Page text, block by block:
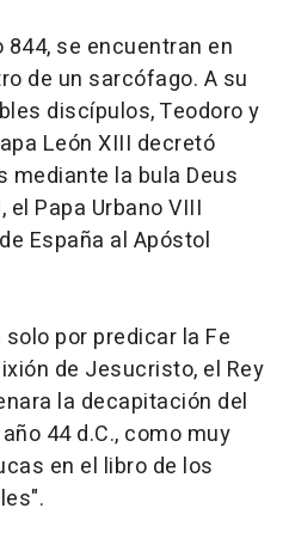
se encuentran en
de un sarcófago. A su
discípulos, Teodoro y
León XIII decretó
la bula Deus
el Papa Urbano VIII
España al Apóstol
por predicar la Fe
de Jesucristo, el Rey
la decapitación del
44 d.C., como muy
en el libro de los